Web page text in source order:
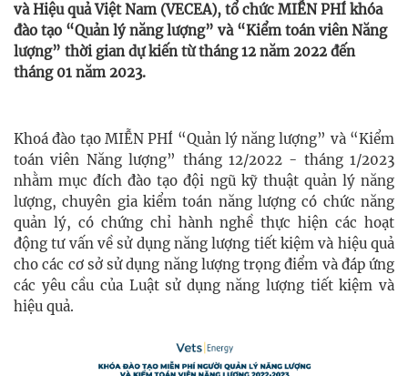
và Hiệu quả Việt Nam (VECEA), tổ chức MIỄN PHÍ khóa
đào tạo “Quản lý năng lượng” và “Kiểm toán viên Năng
lượng” thời gian dự kiến từ tháng 12 năm 2022 đến
tháng 01 năm 2023.
Khoá đào tạo MIỄN PHÍ “Quản lý năng lượng” và “Kiểm
toán viên Năng lượng” tháng 12/2022 - tháng 1/2023
nhằm mục đích đào tạo đội ngũ kỹ thuật quản lý năng
lượng, chuyên gia kiểm toán năng lượng có chức năng
quản lý, có chứng chỉ hành nghề thực hiện các hoạt
động tư vấn về sử dụng năng lượng tiết kiệm và hiệu quả
cho các cơ sở sử dụng năng lượng trọng điểm và đáp ứng
các yêu cầu của Luật sử dụng năng lượng tiết kiệm và
hiệu quả.